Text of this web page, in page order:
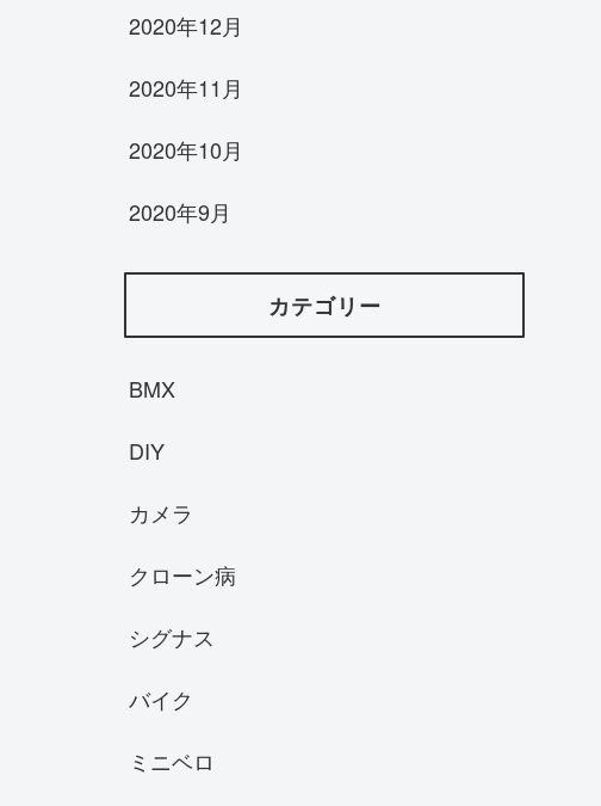
2020年12月
2020年11月
2020年10月
2020年9月
カテゴリー
BMX
DIY
カメラ
クローン病
シグナス
バイク
ミニベロ